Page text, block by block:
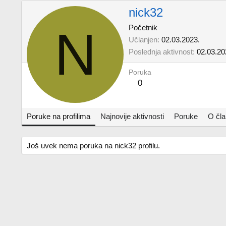
N
nick32
Početnik
Učlanjen 02.03.2023.
Poslednja aktivnost
Poruka
0
Poruke na profilima Najnovije aktivnosti Poruke O
Još uvek nema poruka na nick32 profilu.